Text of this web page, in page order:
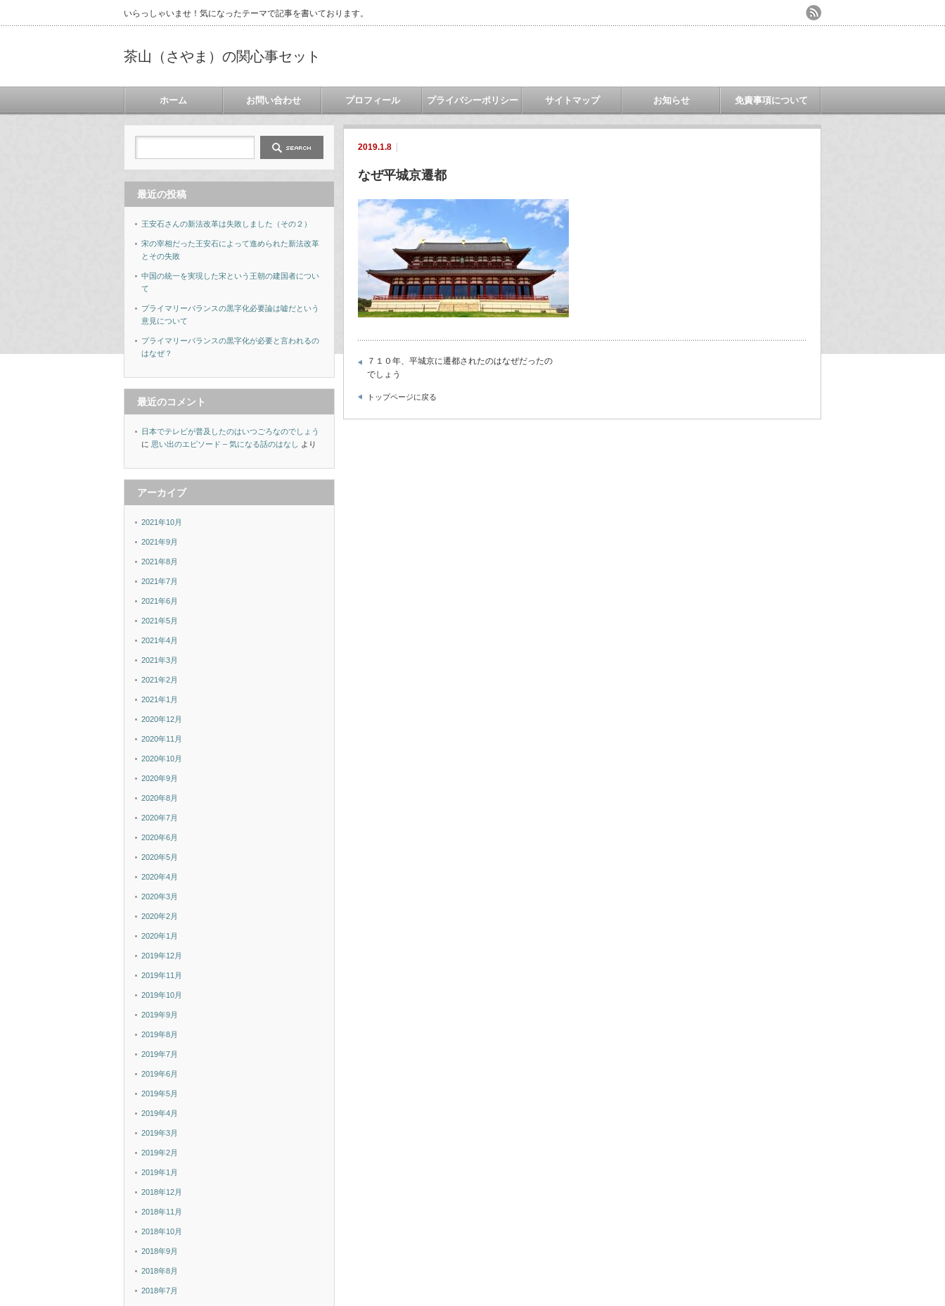
いらっしゃいませ！気になったテーマで記事を書いております。
茶山（さやま）の関心事セット
ホーム お問い合わせ プロフィール プライバシーポリシー サイトマップ お知らせ 免責事項について
2019.1.8
なぜ平城京遷都
７１０年、平城京に遷都されたのはなぜだったの
でしょう
トップページに戻る
最近の投稿
王安石さんの新法改革は失敗しました（その２）
宋の宰相だった王安石によって進められた新法改革
とその失敗
中国の統一を実現した宋という王朝の建国者につい
て
プライマリーバランスの黒字化必要論は嘘だという
意見について
プライマリーバランスの黒字化が必要と言われるの
はなぜ？
最近のコメント
日本でテレビが普及したのはいつごろなのでしょう
に 思い出のエピソード – 気になる話のはなし より
アーカイブ
2021年10月
2021年9月
2021年8月
2021年7月
2021年6月
2021年5月
2021年4月
2021年3月
2021年2月
2021年1月
2020年12月
2020年11月
2020年10月
2020年9月
2020年8月
2020年7月
2020年6月
2020年5月
2020年4月
2020年3月
2020年2月
2020年1月
2019年12月
2019年11月
2019年10月
2019年9月
2019年8月
2019年7月
2019年6月
2019年5月
2019年4月
2019年3月
2019年2月
2019年1月
2018年12月
2018年11月
2018年10月
2018年9月
2018年8月
2018年7月